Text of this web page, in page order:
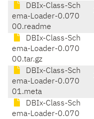
DBIx-Class-Sch
ema-Loader-0.070
00.readme
DBIx-Class-Sch
ema-Loader-0.070
00.tar.gz
DBIx-Class-Sch
ema-Loader-0.070
01.meta
DBIx-Class-Sch
ema-Loader-0.070